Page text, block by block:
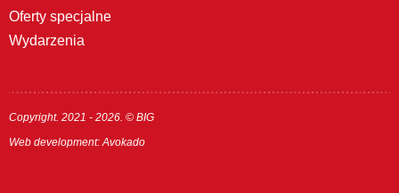
Oferty specjalne
Wydarzenia
Copyright. 2021 - 2026. © BIG
Web development:Avokado